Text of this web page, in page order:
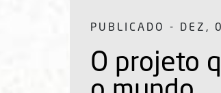
O projeto
o mundo
Como o programa ESG